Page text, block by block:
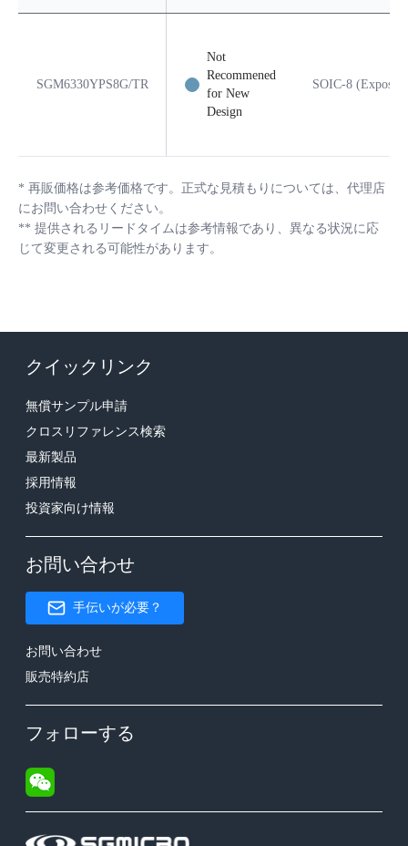
SGM6330YPS8G/TR
Not
Recommened
for New
Design
SOIC-8 (Exposed
* 再販価格は参考価格です。正式な見積もりについては、代理店
にお問い合わせください。
** 提供されるリードタイムは参考情報であり、異なる状況に応
じて変更される可能性があります。
クイックリンク
無償サンプル申請
クロスリファレンス検索
最新製品
採用情報
投資家向け情報
お問い合わせ
手伝いが必要？
お問い合わせ
販売特約店
フォローする